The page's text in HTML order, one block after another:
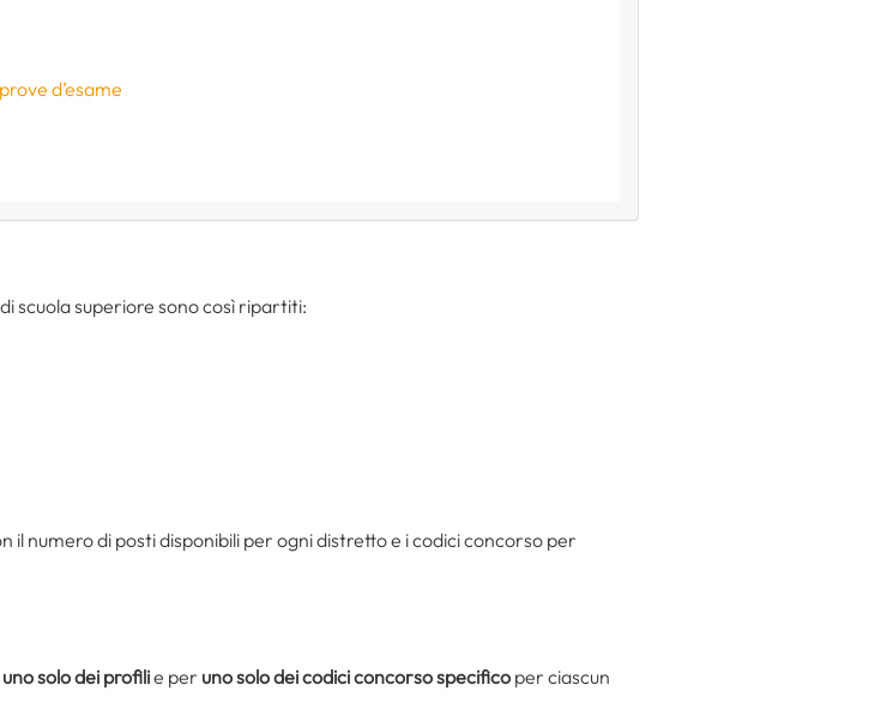
d’esame
scuola superiore sono così ripartiti:
il numero di posti disponibili per ogni distretto e i codici concorso per
uno solo dei profilie per uno solo dei codici concorso specifico per ciascun